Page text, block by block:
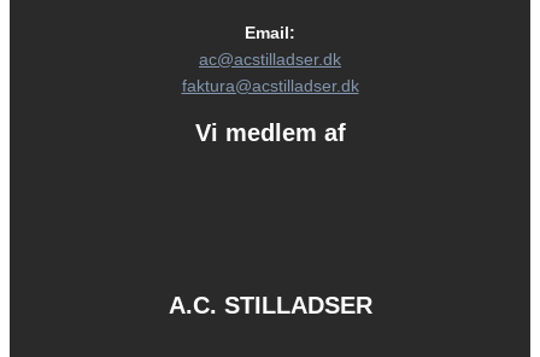
Email:
ac@acstilladser.dk
faktura@acstilladser.dk
Vi medlem af
A.C. STILLADSER